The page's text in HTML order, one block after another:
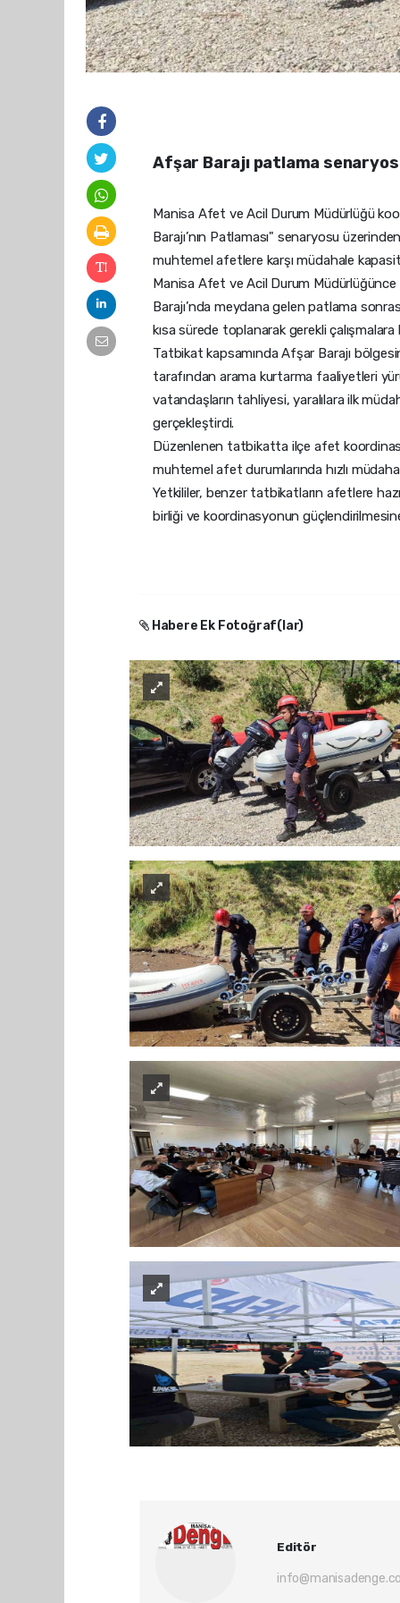
Afşar Barajı patlama
Manisa Afet ve Acil Durum Müdürlüğü
Barajı’nın Patlaması" senaryosu
muhtemel afetlere karşı müdahale
Manisa Afet ve Acil Durum
Barajı’nda meydana gelen patlama
kısa sürede toplanarak gerekli çalışmalara
Tatbikat kapsamında Afşar Barajı
tarafından arama kurtarma faaliyetleri
vatandaşların tahliyesi, yaralılara ilk
gerçekleştirdi.
Düzenlenen tatbikatta ilçe afet
muhtemel afet durumlarında hızlı
Yetkililer, benzer tatbikatların afetlere
birliği ve koordinasyonun
Habere Ek Fotoğraf(lar)
Editör